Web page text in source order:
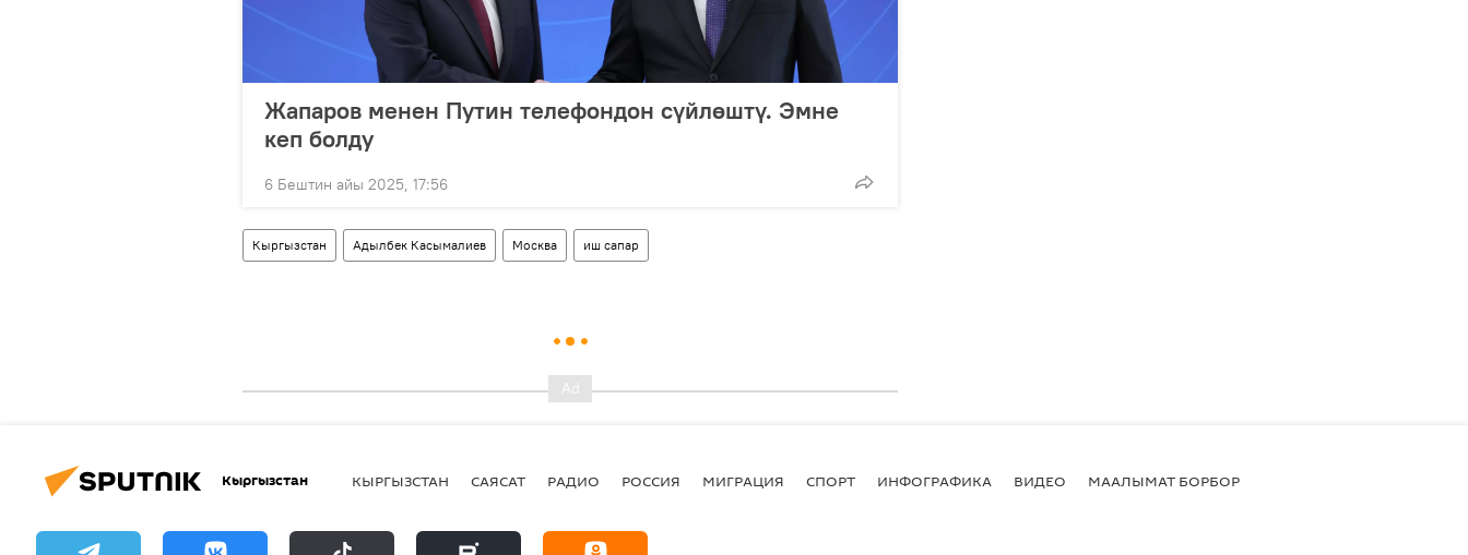
Жапаров менен Путин телефондон сүйлөштү. Эмне
кеп болду
6 Бештин айы 2025, 17:56
Кыргызстан Адылбек Касымалиев Москва иш сапар
Кыргызстан КЫРГЫЗСТАН САЯСАТ РАДИО РОССИЯ МИГРАЦИЯ СПОРТ ИНФОГРАФИКА ВИДЕО МААЛЫМАТ БОРБОР